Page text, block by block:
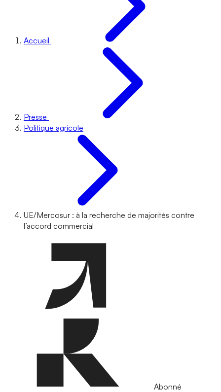
Accueil
Presse
Politique agricole
UE/Mercosur : à la recherche de majorités contre
l’accord commercial
Abonné